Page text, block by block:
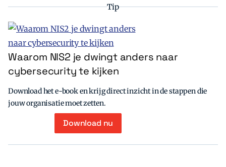
Tip
Waarom NIS2 je dwingt anders naar
cybersecurity te kijken
Download het e-book en krijg direct inzicht in de stappen die
jouw organisatie moet zetten.
Download nu